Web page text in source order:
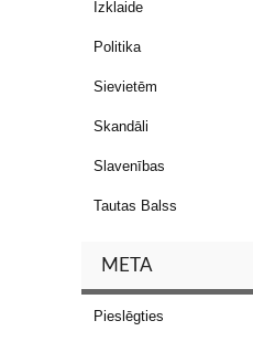
Izklaide
Politika
Sievietēm
Skandāli
Slavenības
Tautas Balss
META
Pieslēgties